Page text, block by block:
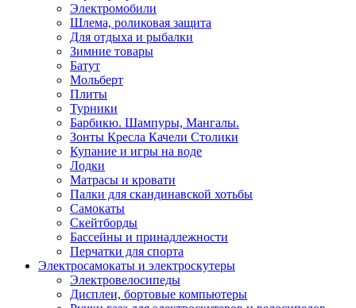
Электромобили
Шлема, роликовая защита
Для отдыха и рыбалки
Зимние товары
Батут
Мольберт
Плиты
Турники
Барбикю. Шампуры, Мангалы.
Зонты Кресла Качели Столики
Купание и игры на воде
Лодки
Матрасы и кровати
Палки для скандинавской хотьбы
Самокаты
Скейтборды
Бассейны и принадлежности
Перчатки для спорта
Электросамокаты и электроскутеры
Электровелосипеды
Дисплеи, бортовые компьютеры